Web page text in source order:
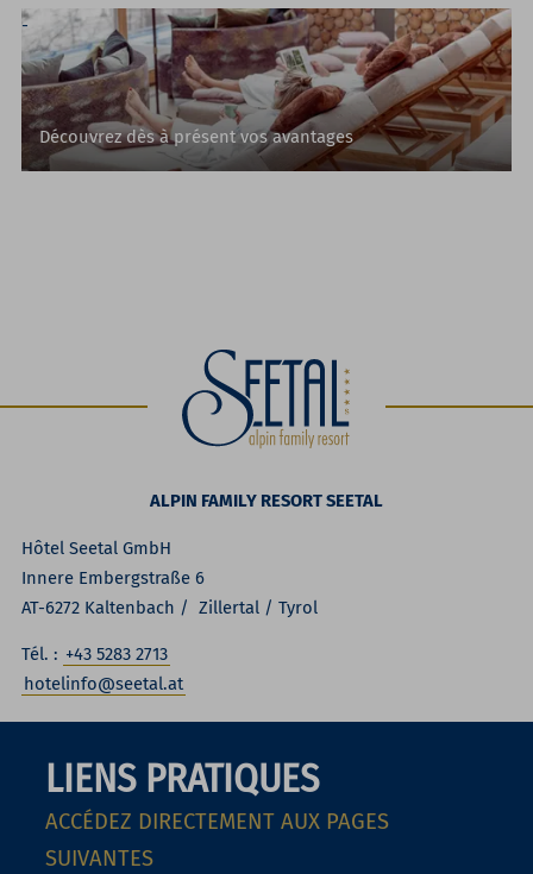
Découvrez dès à présent vos avantages
ALPIN FAMILY RESORT SEETAL
Hôtel Seetal GmbH
Innere Embergstraße 6
AT-6272 Kaltenbach / Zillertal / Tyrol
Tél. : +43 5283 2713
hotelinfo@seetal.at
LIENS PRATIQUES
ACCÉDEZ DIRECTEMENT AUX PAGES
SUIVANTES